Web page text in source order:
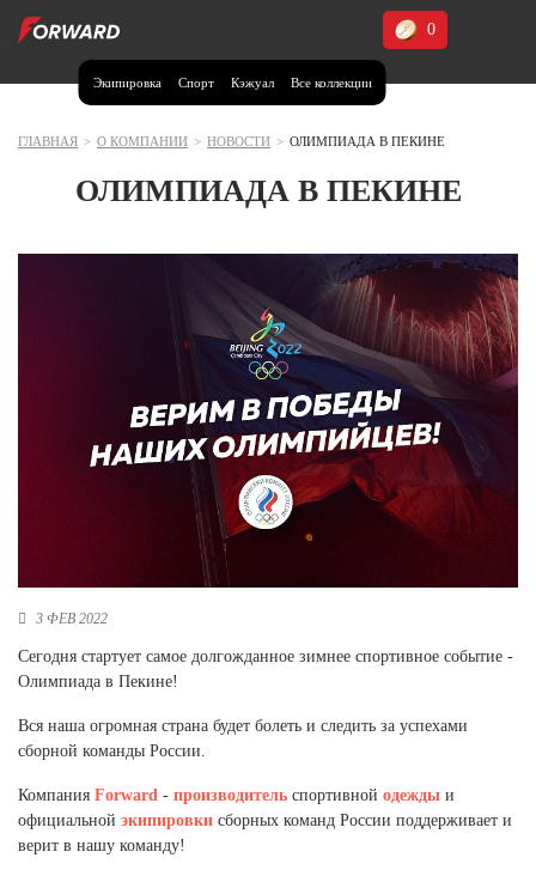
Экипировка Спорт Кэжуал Все коллекции
0
Москва и МО
Волгоградская область (1)
Воронежская область (1)
Калининградская область (1)
Красноярский край (5)
Курская область (1)
Республика Крым (1)
Республика Татарстан (2)
Ростовская область (2)
Самарская область (1)
Санкт-Петербург и ЛО (3)
Саратовская область (1)
Свердловская область (5)
ГЛАВНАЯ > О КОМПАНИИ > НОВОСТИ > ОЛИМПИАДА В ПЕКИНЕ
ОЛИМПИАДА В ПЕКИНЕ
3 ФЕВ 2022
Сегодня стартует самое долгожданное зимнее спортивное событие -
Олимпиада в Пекине!
Вся наша огромная страна будет болеть и следить за успехами
сборной команды России.
Компания Forward - производитель спортивной одежды и
официальной экипировки сборных команд России поддерживает и
верит в нашу команду!